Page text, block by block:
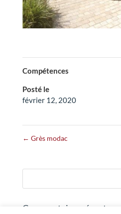
Compétences
Posté le
février 12, 2020
← Grès modac
Commentaires récents